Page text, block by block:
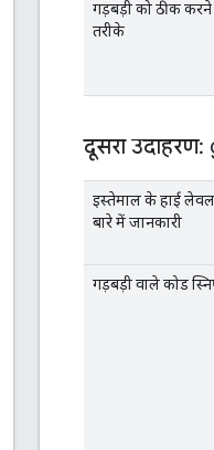
गड़बड़ी को ठीक
तरीके
दूसरा
इस्तेमाल के हाई
बारे में जानकारी
गड़बड़ी वाले कोड